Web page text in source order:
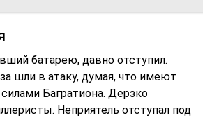
батарею, давно отступил.
шли в атаку, думая, что имеют
Багратиона. Дерзко
Неприятель отступал под